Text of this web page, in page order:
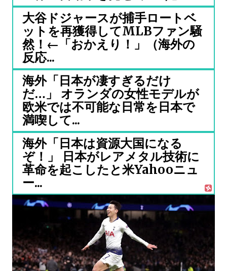
大谷ドジャースが捕手ロートベ
ットを再獲得してMLBファン騒
然！←「おかえり！」（海外の
反応...
海外「日本が凄すぎるだけ
だ…」 オランダの女性モデルが
欧米では不可能な日常を日本で
満喫して...
海外「日本は資源大国になる
ぞ！」 日本がレアメタル技術に
革命を起こしたと米Yahooニュ
ー...